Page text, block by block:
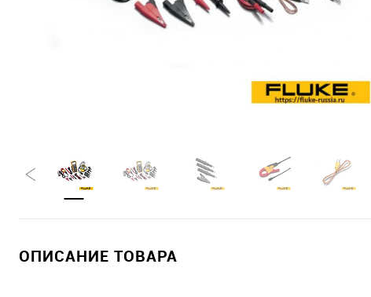
ОПИСАНИЕ ТОВАРА